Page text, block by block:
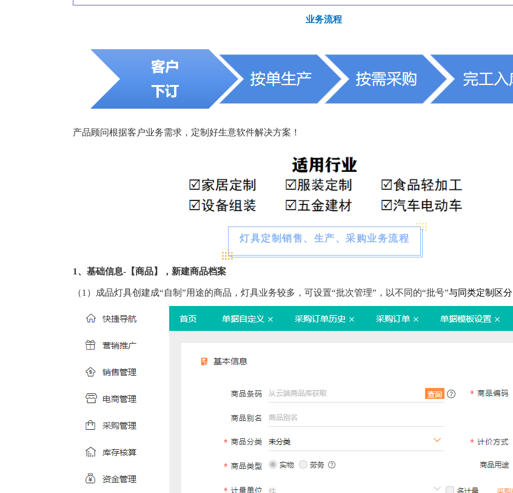
业务流程
产品顾问根据客户业务需求，定制好生意软件解决方案！
灯具定制销售、生产、采购业务流程
1、基础信息-【商品】，新建商品档案
（1）成品灯具创建成“自制”用途的商品，灯具业务较多，可设置“批次管理”，以不同的“批号”与同类定制区分